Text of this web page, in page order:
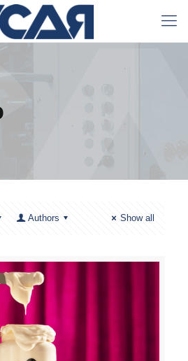
Authors Show all